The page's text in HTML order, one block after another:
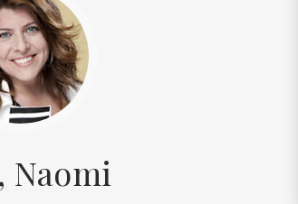
Naomi